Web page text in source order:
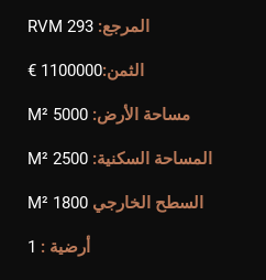
المرجع: RVM 293
الثمن:1100000 €
مساحة الأرض: 5000 M²
المساحة السكنية: 2500 M²
السطح الخارجي 1800 M²
أرضية : 1